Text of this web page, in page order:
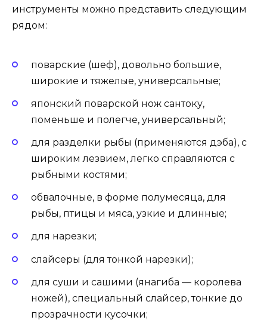
инструменты можно представить следующим
рядом:
поварские (шеф), довольно большие,
широкие и тяжелые, универсальные;
японский поварской нож сантоку,
поменьше и полегче, универсальный;
для разделки рыбы (применяются дэба), с
широким лезвием, легко справляются с
рыбными костями;
обвалочные, в форме полумесяца, для
рыбы, птицы и мяса, узкие и длинные;
для нарезки;
слайсеры (для тонкой нарезки);
для суши и сашими (янагиба — королева
ножей), специальный слайсер, тонкие до
прозрачности кусочки;